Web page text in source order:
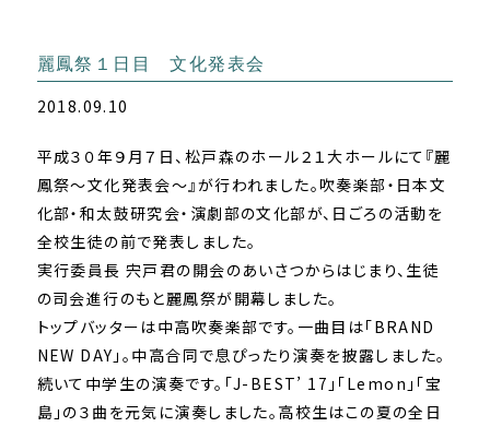
麗鳳祭１日目 文化発表会
2018.09.10
平成３０年９月７日、松戸森のホール２１大ホールにて『麗
鳳祭～文化発表会～』が行われました。吹奏楽部・日本文
化部・和太鼓研究会・演劇部の文化部が、日ごろの活動を
全校生徒の前で発表しました。
実行委員長 宍戸君の開会のあいさつからはじまり、生徒
の司会進行のもと麗鳳祭が開幕しました。
トップバッターは中高吹奏楽部です。一曲目は「BRAND
NEW DAY」。中高合同で息ぴったり演奏を披露しました。
続いて中学生の演奏です。「J-BEST’ 17」「Lemon」「宝
島」の３曲を元気に演奏しました。高校生はこの夏の全日